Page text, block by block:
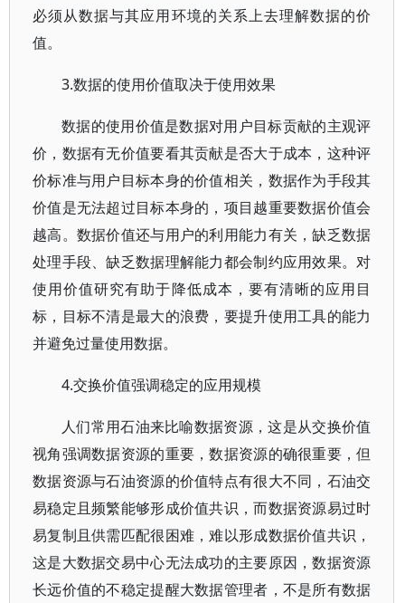
必须从数据与其应用环境的关系上去理解数据的价
值。
3.数据的使用价值取决于使用效果
数据的使用价值是数据对用户目标贡献的主观评
价，数据有无价值要看其贡献是否大于成本，这种评
价标准与用户目标本身的价值相关，数据作为手段其
价值是无法超过目标本身的，项目越重要数据价值会
越高。数据价值还与用户的利用能力有关，缺乏数据
处理手段、缺乏数据理解能力都会制约应用效果。对
使用价值研究有助于降低成本，要有清晰的应用目
标，目标不清是最大的浪费，要提升使用工具的能力
并避免过量使用数据。
4.交换价值强调稳定的应用规模
人们常用石油来比喻数据资源，这是从交换价值
视角强调数据资源的重要，数据资源的确很重要，但
数据资源与石油资源的价值特点有很大不同，石油交
易稳定且频繁能够形成价值共识，而数据资源易过时
易复制且供需匹配很困难，难以形成数据价值共识，
这是大数据交易中心无法成功的主要原因，数据资源
长远价值的不稳定提醒大数据管理者，不是所有数据